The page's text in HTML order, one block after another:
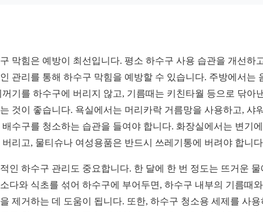
막힘은 예방이 최선입니다. 평소 하수구 사용 습관을 개선하
관리를 통해 하수구 막힘을 예방할 수 있습니다. 주방에서는
꺼기를 하수구에 버리지 않고, 기름때는 키친타월 등으로 닦아
것이 좋습니다. 욕실에서는 머리카락 거름망을 사용하고, 샤
배수구를 청소하는 습관을 들여야 합니다. 화장실에서는 변기
버리고, 물티슈나 여성용품은 반드시 쓰레기통에 버려야 합니
인 하수구 관리도 중요합니다. 한 달에 한 번 정도는 뜨거운 물
다와 식초를 섞어 하수구에 부어두면, 하수구 내부의 기름때
제거하는 데 도움이 됩니다. 또한, 하수구 청소용 세제를 사용